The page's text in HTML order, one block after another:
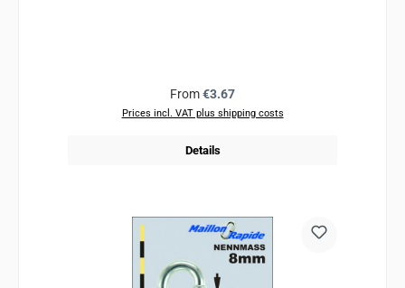
Regular price:
From€3.67
Prices incl. VAT plus shipping costs
Details